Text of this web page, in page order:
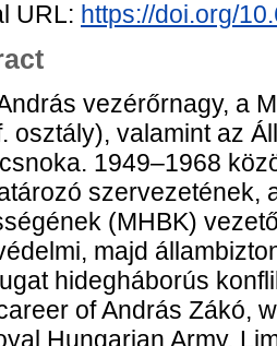
URL: https://doi.org/
vezérőrnagy, a
osztály), valamint az
1949–1968
szervezetének,
(MHBK)
majd
hidegháborús
of András Zákó,
Hungarian Army.